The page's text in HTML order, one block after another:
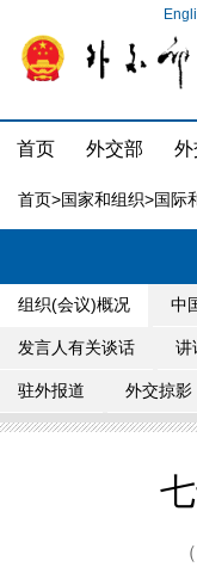
首页 外交部 外
首页>国家和组织>国际
组织(会议)概况 中
发言人有关谈话 讲
驻外报道 外交掠影